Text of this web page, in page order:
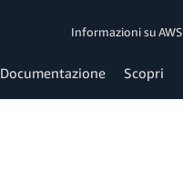
Informazioni su AWS
Documentazione Scopri